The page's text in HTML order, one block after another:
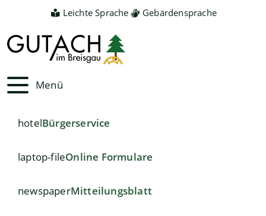
Leichte Sprache Gebärdensprache
Menü
hotelBürgerservice
laptop-fileOnline Formulare
newspaperMitteilungsblatt